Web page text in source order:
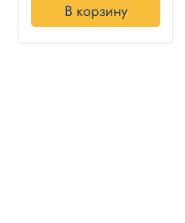
В корзину